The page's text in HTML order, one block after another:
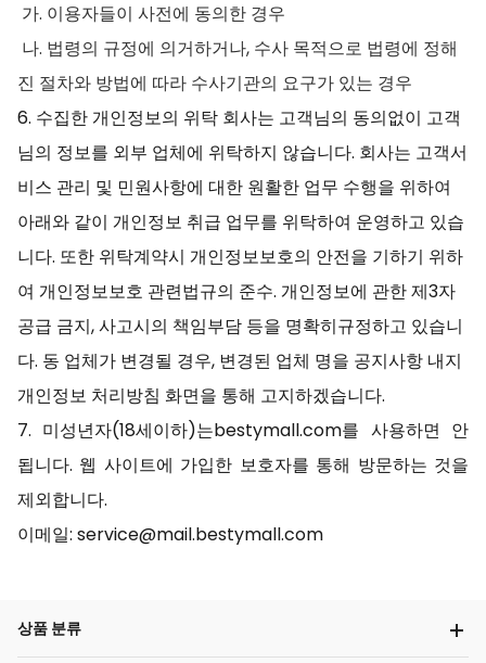
가. 이용자들이 사전에 동의한 경우
나. 법령의 규정에 의거하거나, 수사 목적으로 법령에 정해
진 절차와 방법에 따라 수사기관의 요구가 있는 경우
6. 수집한 개인정보의 위탁 회사는 고객님의 동의없이 고객
님의 정보를 외부 업체에 위탁하지 않습니다. 회사는 고객서
비스 관리 및 민원사항에 대한 원활한 업무 수행을 위하여
아래와 같이 개인정보 취급 업무를 위탁하여 운영하고 있습
니다. 또한 위탁계약시 개인정보보호의 안전을 기하기 위하
여 개인정보보호 관련법규의 준수. 개인정보에 관한 제3자
공급 금지, 사고시의 책임부담 등을 명확히규정하고 있습니
다. 동 업체가 변경될 경우, 변경된 업체 명을 공지사항 내지
개인정보 처리방침 화면을 통해 고지하겠습니다.
7. 미성년자(18세이하)는bestymall.com를 사용하면 안
됩니다. 웹 사이트에 가입한 보호자를 통해 방문하는 것을
제외합니다.
이메일: service@mail.bestymall.com
상품 분류